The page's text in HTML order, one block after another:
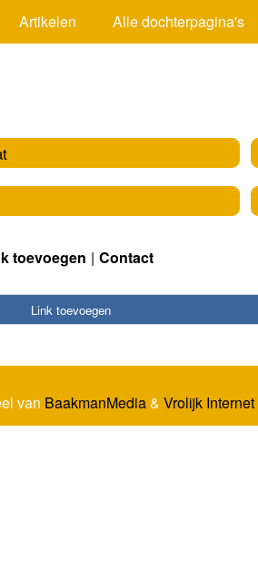
Artikelen Alle dochterpagina's
toevoegen Contact
Link toevoegen
van BaakmanMedia& Vrolijk